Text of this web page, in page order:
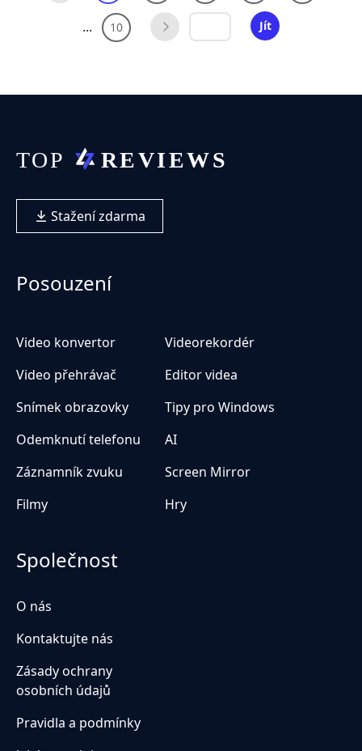
... 10 Jít
Stažení zdarma
Posouzení
Video konvertor
Videorekordér
Video přehrávač
Editor videa
Snímek obrazovky
Tipy pro Windows
Odemknutí telefonu
AI
Záznamník zvuku
Screen Mirror
Filmy
Hry
Společnost
O nás
Kontaktujte nás
Zásady ochrany
osobních údajů
Pravidla a podmínky